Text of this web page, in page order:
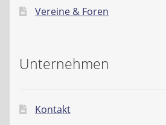
Vereine & Foren
Unternehmen
Kontakt